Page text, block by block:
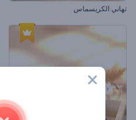
تهاني الكريسماس